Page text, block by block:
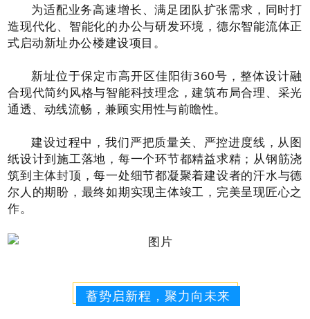
为适配业务高速增长、满足团队扩张需求，同时打
造现代化、智能化的办公与研发环境，德尔智能流体正
式启动新址办公楼建设项目。
新址位于保定市高开区佳阳街360号，整体设计融
合现代简约风格与智能科技理念，建筑布局合理、采光
通透、动线流畅，兼顾实用性与前瞻性。
建设过程中，我们严把质量关、严控进度线，从图
纸设计到施工落地，每一个环节都精益求精；从钢筋浇
筑到主体封顶，每一处细节都凝聚着建设者的汗水与德
尔人的期盼，最终如期实现主体竣工，完美呈现匠心之
作。
蓄势启新程，聚力向未来